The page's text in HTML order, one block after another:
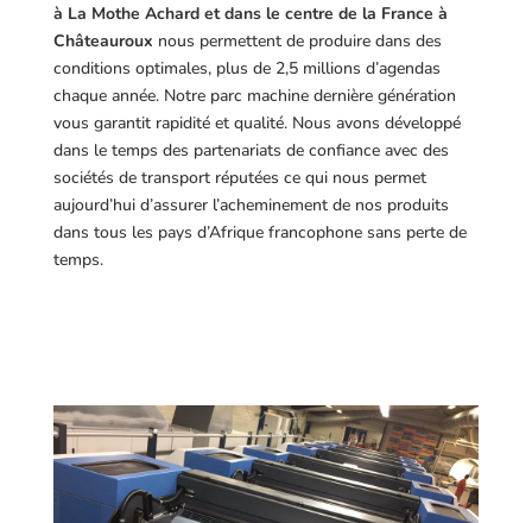
à La Mothe Achard et dans le centre de la France à
Châteauroux nous permettent de produire dans des
conditions optimales, plus de 2,5 millions d’agendas
chaque année. Notre parc machine dernière génération
vous garantit rapidité et qualité. Nous avons développé
dans le temps des partenariats de confiance avec des
sociétés de transport réputées ce qui nous permet
aujourd’hui d’assurer l’acheminement de nos produits
dans tous les pays d’Afrique francophone sans perte de
temps.